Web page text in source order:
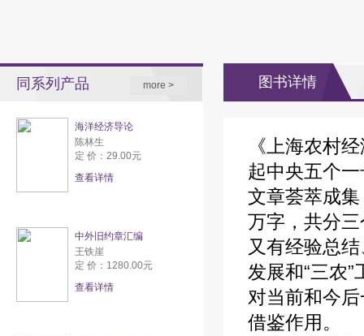
同系列产品 more >
海洋经济导论
陈林生
定 价：29.00元
查看详情
中外旧约章汇编
王铁崖
定 价：1280.00元
查看详情
图书详情
《上海农村
起中央五个
文章荟萃成
万字，共分
又有经验总
发展和“三农
对当前和今
借鉴作用。